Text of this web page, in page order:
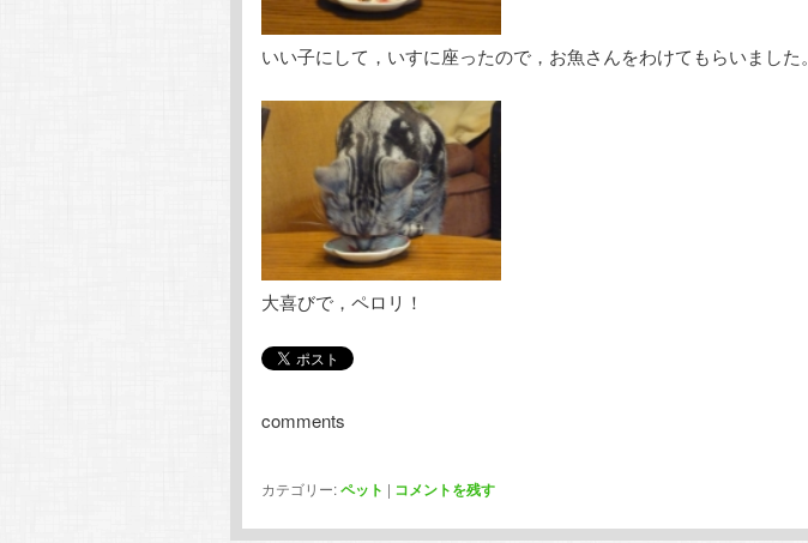
いい子にして，いすに座ったので，お魚さんをわけてもらいました。
大喜びで，ペロリ！
comments
カテゴリー:ペット | コメントを残す